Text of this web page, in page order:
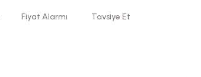
Fiyat Alarmı Tavsiye Et